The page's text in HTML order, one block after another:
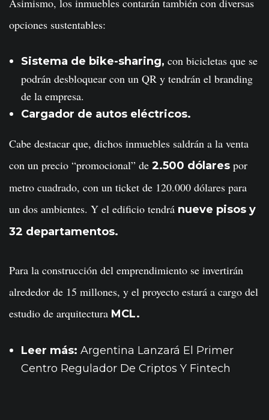
Asimismo, los inmuebles contarán también con diversas
opciones sustentables:
Sistema de bike-sharing, con bicicletas que se
podrán desbloquear con un QR y tendrán el branding
de la empresa.
Cargador de autos eléctricos.
Cabe destacar que, dichos inmuebles saldrán a la venta
con un precio “promocional” de 2.500 dólares por
metro cuadrado, con un ticket de 120.000 dólares para
un dos ambientes. Y el edificio tendrá nueve pisos y
32 departamentos.
Para la construcción del emprendimiento se invertirán
alrededor de 15 millones, y el proyecto estará a cargo del
estudio de arquitectura MCL.
Leer más: Argentina Lanzará El Primer
Centro Regulador De Criptos Y Fintech